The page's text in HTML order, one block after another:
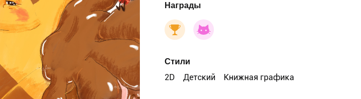
Награды
Стили
2D
Детский Книжная графика